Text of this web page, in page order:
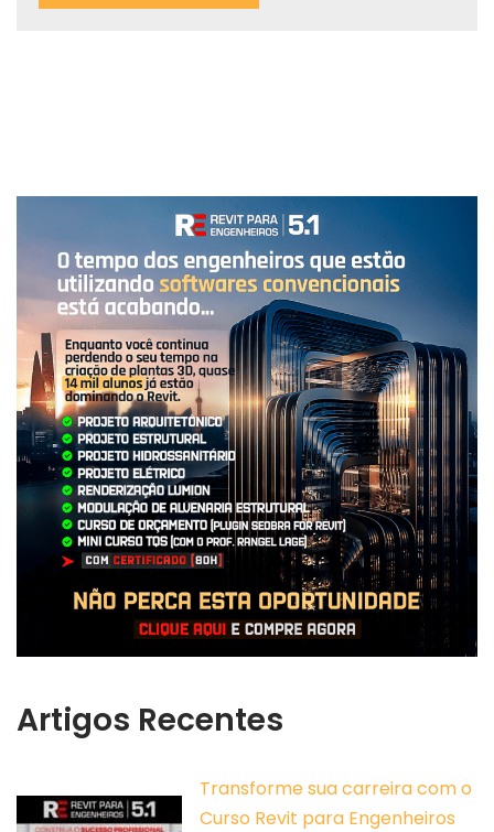
Artigos Recentes
Transforme sua carreira com o
Curso Revit para Engenheiros